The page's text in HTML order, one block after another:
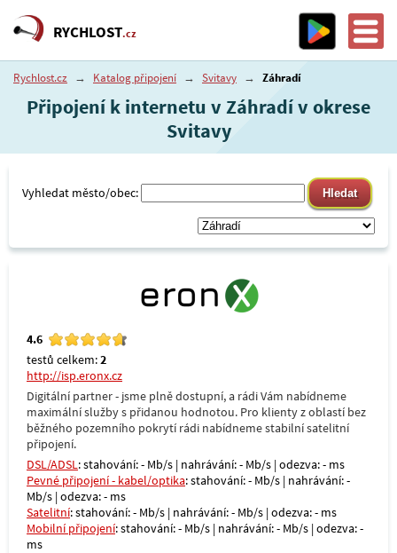
RYCHLOST.cz
Rychlost.cz → Katalog připojení → Svitavy → Záhradí
Připojení k internetu v Záhradí v okrese
Svitavy
Vyhledat město/obec:
4.6
testů celkem:2
http://isp.eronx.cz
Digitální partner - jsme plně dostupní, a rádi Vám nabídneme
maximální služby s přidanou hodnotou. Pro klienty z oblastí bez
běžného pozemního pokrytí rádi nabídneme stabilní satelitní
připojení.
DSL/ADSL: stahování: - Mb/s | nahrávání: - Mb/s | odezva: - ms
Pevné připojení - kabel/optika: stahování: - Mb/s | nahrávání: -
Mb/s | odezva: - ms
Satelitní: stahování: - Mb/s | nahrávání: - Mb/s | odezva: - ms
Mobilní připojení: stahování: - Mb/s | nahrávání: - Mb/s | odezva: -
ms